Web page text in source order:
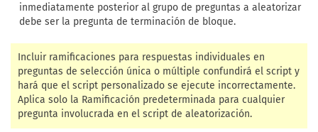
inmediatamente posterior al grupo de preguntas a aleatorizar
debe ser la pregunta de terminación de bloque.
Incluir ramificaciones para respuestas individuales en
preguntas de selección única o múltiple confundirá el script y
hará que el script personalizado se ejecute incorrectamente.
Aplica solo la Ramificación predeterminada para cualquier
pregunta involucrada en el script de aleatorización.